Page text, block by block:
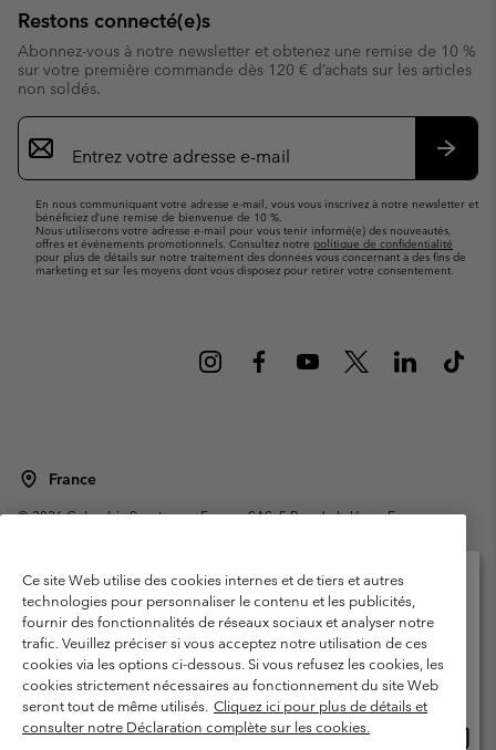
Restons connecté(e)s
Abonnez-vous à notre newsletter et obtenez une remise de 10 %
sur votre première commande dès 120 € d’achats sur les articles
non soldés.
Inscription
par
e-
En nous communiquant votre adresse e-mail, vous vous inscrivez à notre newsletter et
bénéficiez d’une remise de bienvenue de 10 %.
Nous utiliserons votre adresse e-mail pour vous tenir informé(e) des nouveautés,
offres et événements promotionnels. Consultez notre politique de confidentialité
pour plus de détails sur notre traitement des données vous concernant à des fins de
marketing et sur les moyens dont vous disposez pour retirer votre consentement.
France
©2026Columbia Sportswear Europe SAS. 5 Rue de la Haye, Espace
Garanties Légales
Politique de confidentialité
Conditions d'utilisation - Membres
Conditions D'utilisation - Contenu généré par l'utilisateur
Impressum
Cookies
Public CBCR
Ce site Web utilise des cookies internes et de tiers et autres
technologies pour personnaliser le contenu et les publicités,
fournir des fonctionnalités de réseaux sociaux et analyser notre
trafic. Veuillez préciser si vous acceptez notre utilisation de ces
cookies via les options ci-dessous. Si vous refusez les cookies, les
cookies strictement nécessaires au fonctionnement du site Web
seront tout de même utilisés. Cliquez ici pour plus de détails et
consulter notre Déclaration complète sur les cookies.
Veuillez sélectionner votre pays d’expédition et
votre langue
Achats en ligne disponibles
United States